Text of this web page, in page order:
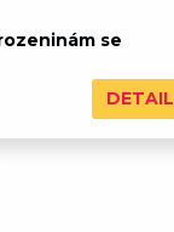
se
DETAIL